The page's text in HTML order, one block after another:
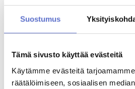
Suostumus
Tämä sivusto käyttää evästeitä
Käytämme evästeitä
räätälöimiseen, sosiaalisen
Mäkikuumolantie 20, Hyvinkää
AUTOKESKUS OLARI (ESPOO)
Yritysmyynti
Etunimi*
Sukunimi*